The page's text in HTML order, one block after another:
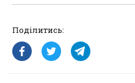
Поділитись: